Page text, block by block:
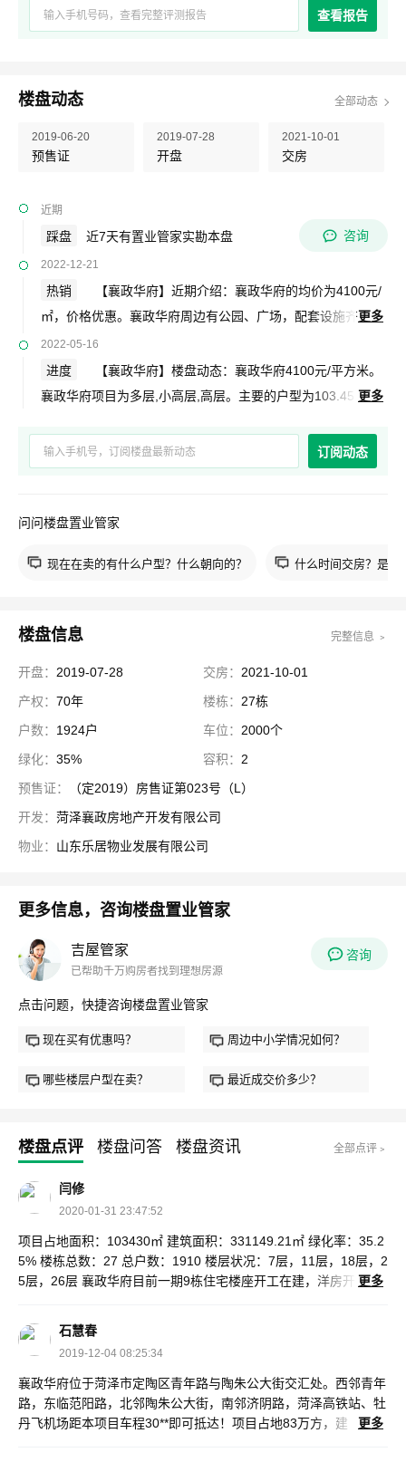
查看报告
楼盘动态 全部动态
2019-06-20
预售证
2019-07-28
开盘
2021-10-01
交房
近期
踩盘 近7天有置业管家实勘本盘 咨询
2022-12-21
热销
更多
【襄政华府】近期介绍：襄政华府的均价为4100元/
㎡，价格优惠。襄政华府周边有公园、广场，配套设施齐
全，出行方便，非常适合居住。襄政华府地址：青年路与陶朱
公大街交汇处东南。具体信息以售楼处为准。
2022-05-16
进度
更多
【襄政华府】楼盘动态：襄政华府4100元/平方米。
襄政华府项目为多层,小高层,高层。主要的户型为103.45
东南。毛坯交房。襄政华府容积率2.4。中国农业银行中国农
商银行。绿化率35.25%。共1910户。敬请关注。更多详情欢
订阅动态
问问楼盘置业管家
现在在卖的有什么户型？什么朝向的？ 什么时间交房？是现
楼盘信息 完整信息 ﹥
开盘： 2019-07-28 交房： 2021-10-01
产权： 70年 楼栋： 27栋
户数： 1924户 车位： 2000个
绿化： 35% 容积： 2
预售证：
（定2019）房售证第023号（L）
开发： 菏泽襄政房地产开发有限公司
物业： 山东乐居物业发展有限公司
更多信息，咨询楼盘置业管家
吉屋管家
已帮助千万购房者找到理想房源
咨询
点击问题，快捷咨询楼盘置业管家
现在买有优惠吗？ 周边中小学情况如何？
哪些楼层户型在卖？ 最近成交价多少？
楼盘点评 楼盘问答 楼盘资讯 全部点评﹥
闫修
2020-01-31 23:47:52
更多
项目占地面积：103430㎡ 建筑面积：331149.21㎡ 绿化率：35.2
5% 楼栋总数：27 总户数：1910 楼层状况：7层，11层，18层，2
5层，26层 襄政华府目前一期9栋住宅楼座开工在建，洋房开
石慧春
2019-12-04 08:25:34
更多
襄政华府位于菏泽市定陶区青年路与陶朱公大街交汇处。西邻青年
路，东临范阳路，北邻陶朱公大街，南邻济阴路，菏泽高铁站、牡
丹飞机场距本项目车程30**即可抵达！项目占地83万方，建